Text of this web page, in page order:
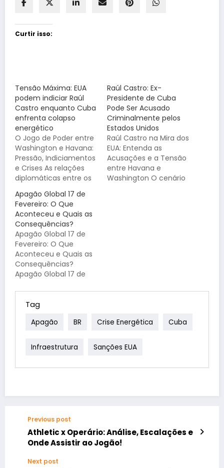
Curtir isso:
Tensão Máxima: EUA
podem indiciar Raúl
Castro enquanto Cuba
enfrenta colapso
energético
O Jogo de Poder entre
Washington e Havana:
Pressão, Indiciamentos
e Crises As relações
diplomáticas entre os
atingiram um novo
patamar de tensão.
Em um movimento
estratégico e
agressivo, o governo
americano está
intensificando a
pressão sobre o
regime cubano,
Raúl Castro: Ex-
Presidente de Cuba
Pode Ser Acusado
Criminalmente pelos
Estados Unidos
Raúl Castro na Mira dos
EUA: Entenda as
Acusações e a Tensão
entre Havana e
Washington O cenário
Apagão Global 17 de
Fevereiro: O Que
Aconteceu e Quais as
Consequências?
Apagão Global 17 de
Fevereiro: O Que
Aconteceu e Quais as
Consequências?
Apagão Global 17 de
Escuridão e Incerteza
No dia 17 de fevereiro
testemunhou um
preocupante: um
Tag
Apagão BR Crise Energética Cuba
Infraestrutura Sanções EUA
Previous post
Athletic x Operário: Análise, Escalações e
Onde Assistir ao Jogão!
Next post